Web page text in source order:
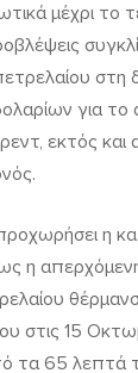
μέχρι το
στη
για το
εκτός και
η
η
στις 15
τα 65 λεπτά